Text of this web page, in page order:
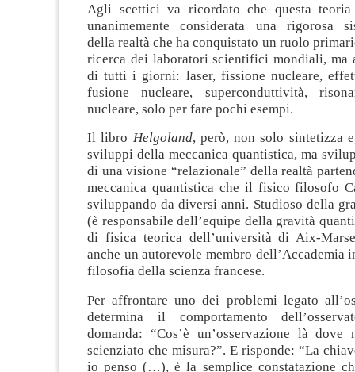
Agli scettici va ricordato che questa
unanimemente considerata una rigorosa
della realtà che ha conquistato un ruolo
ricerca dei laboratori scientifici mondiali, ma
di tutti i giorni: laser, fissione nucleare,
fusione nucleare, superconduttività,
nucleare, solo per fare pochi esempi.
Il libro Helgoland, però, non solo sintetizza
sviluppi della meccanica quantistica, ma
di una visione “relazionale” della realtà
meccanica quantistica che il fisico filosofo
sviluppando da diversi anni. Studioso della
(è responsabile dell’equipe della gravità
di fisica teorica dell’università di Aix-
anche un autorevole membro dell’Accademia
filosofia della scienza francese.
Per affrontare uno dei problemi legato
determina il comportamento
domanda: “Cos’è un’osservazione là dove
scienziato che misura?”. E risponde: “La
io penso (…), è la semplice constatazione